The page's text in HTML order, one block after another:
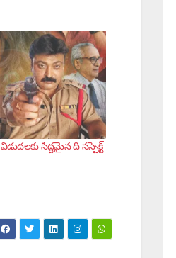
సిద్దమైన ది సస్పెక్ట్